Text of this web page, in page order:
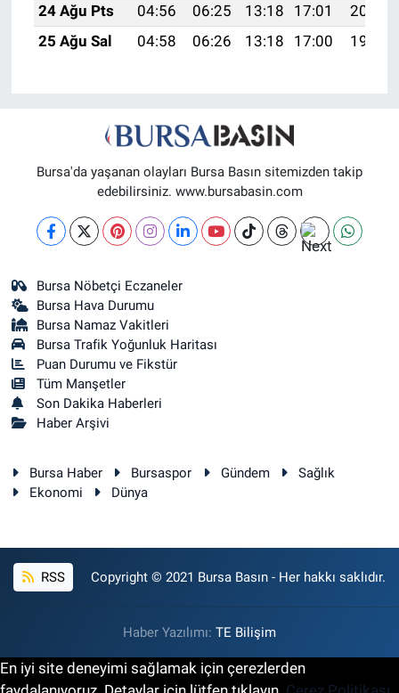
24 Ağu Pts
04:56 06:25 13:18 17:01
20:01
25 Ağu Sal
04:58 06:26 13:18 17:00 19:59
Bursa'da yaşanan olayları Bursa Basın sitemizden takip
edebilirsiniz. www.bursabasin.com
Bursa Nöbetçi Eczaneler
Bursa Hava Durumu
Bursa Namaz Vakitleri
Bursa Trafik Yoğunluk Haritası
Puan Durumu ve Fikstür
Tüm Manşetler
Son Dakika Haberleri
Haber Arşivi
Bursa Haber Bursaspor Gündem
Sağlık
Ekonomi
Dünya
RSS Copyright © 2021 Bursa Basın - Her hakkı saklıdır.
Haber Yazılımı: TE Bilişim
En iyi site deneyimi sağlamak için çerezlerden